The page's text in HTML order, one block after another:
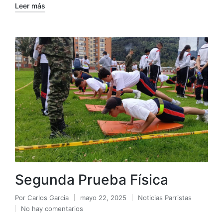
Leer más
Segunda Prueba Física
Por Carlos Garcia mayo 22, 2025
Noticias Parristas
No hay comentarios